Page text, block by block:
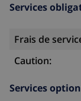
Services
Frais de
Caution:
Services